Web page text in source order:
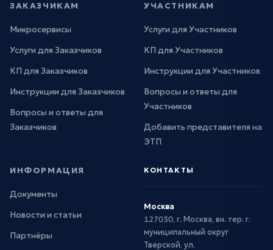
ЗАКАЗЧИКАМ
Микросервисы
Услуги для Заказчиков
КП для Заказчиков
Инструкции для Заказчиков
Вопросы и ответы для
Заказчиков
УЧАСТНИКАМ
Услуги для Участников
КП для Участников
Инструкции для Участников
Вопросы и ответы для
Участников
Добавить представителя на
ЭТП
ИНФОРМАЦИЯ
Документы
Новости и статьи
Партнёры
КОНТАКТЫ
Москва
127030, г. Москва, вн. тер. г.
муниципальный округ
Тверской, ул.